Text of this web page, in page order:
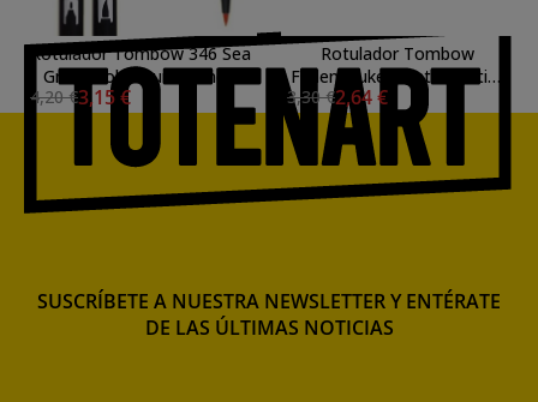
Rotulador Tombow 346 Sea
Green doble punta pincel
4,20 €3,15 €
Rotulador Tombow
Fudenosuke, punta elástica
dura, base agua, rojo
3,30 €2,64 €
SUSCRÍBETE A NUESTRA NEWSLETTER Y ENTÉRATE
DE LAS ÚLTIMAS NOTICIAS